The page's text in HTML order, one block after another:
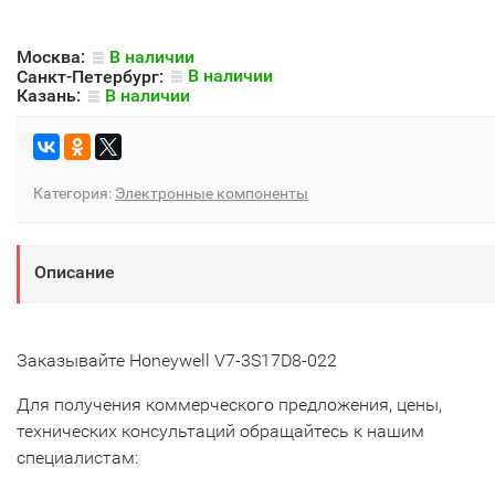
Москва:
В наличии
Санкт-Петербург:
В наличии
Казань:
В наличии
Категория: Электронные компоненты
Описание
Заказывайте Honeywell V7-3S17D8-022
Для получения коммерческого предложения, цены,
технических консультаций обращайтесь к нашим
специалистам: